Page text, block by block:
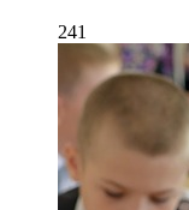
241